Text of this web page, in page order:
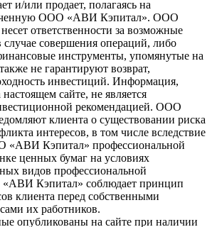
и/или продает, полагаясь на
ООО «АВИ Кэпитал». ООО
ответственности за возможные
случае совершения операций, либо
инструменты, упомянутые на
не гарантируют возврат,
инвестиций. Информация,
сайте, не является
рекомендацией. ООО
клиента о существовании риска
интересов, в том числе вследствие
«АВИ Кэпитал» профессиональной
ценных бумаг на условиях
видов профессиональной
«АВИ Кэпитал» соблюдает принцип
клиента перед собственными
их работников.
опубликованы на сайте при наличии